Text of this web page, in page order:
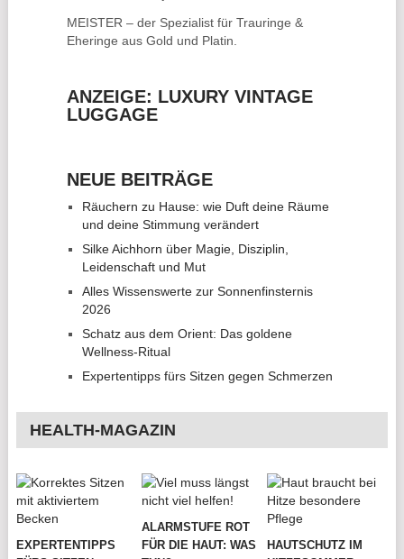
MEISTER – der Spezialist für Trauringe &
Eheringe aus Gold und Platin.
ANZEIGE: LUXURY VINTAGE
LUGGAGE
NEUE BEITRÄGE
Räuchern zu Hause: wie Duft deine Räume
und deine Stimmung verändert
Silke Aichhorn über Magie, Disziplin,
Leidenschaft und Mut
Alles Wissenswerte zur Sonnenfinsternis
2026
Schatz aus dem Orient: Das goldene
Wellness-Ritual
Expertentipps fürs Sitzen gegen Schmerzen
HEALTH-MAGAZIN
EXPERTENTIPPS
ALARMSTUFE ROT
FÜR DIE HAUT: WAS
HAUTSCHUTZ IM